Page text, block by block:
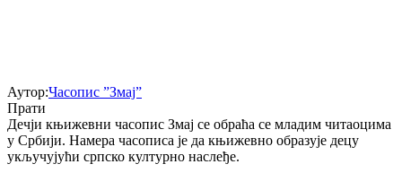
Аутор:Часопис ”Змај”
Прати
Дечји књижевни часопис Змај се обраћа се младим читаоцима
у Србији. Намера часописа је да књижевно образује децу
укључујући српско културно наслеђе.